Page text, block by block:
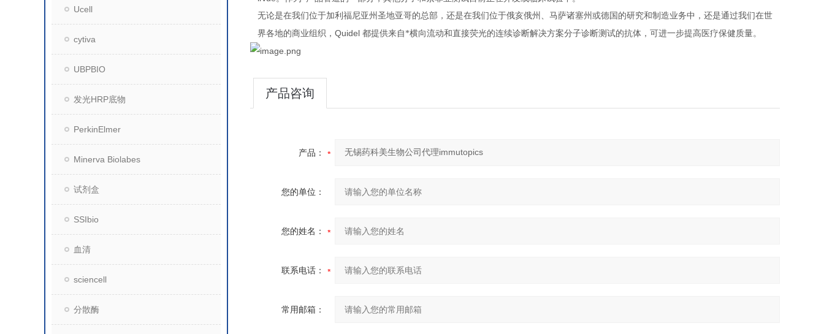
Ucell
cytiva
UBPBIO
发光HRP底物
PerkinElmer
Minerva Biolabes
试剂盒
SSIbio
血清
sciencell
分散酶
无论是在我们位于加利福尼亚州圣地亚哥的总部，还是在我们位于俄亥俄州、马萨诸塞州或德国的研究和制造业务中，还是通过我们在世
界各地的商业组织， Quidel 都提供来自*横向流动和直接荧光的连续诊断解决方案分子诊断测试的抗体，可进一步提高医疗保健质量。
产品咨询
产品：
您的单位：
您的姓名：
联系电话：
常用邮箱：